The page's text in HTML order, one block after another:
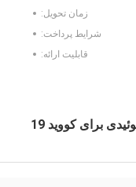
زمان تحویل:
شرایط پرداخت:
قابلیت ارائه:
برای کووید 19